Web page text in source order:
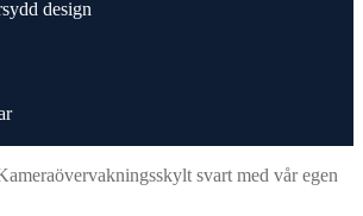
design
svart med vår egen